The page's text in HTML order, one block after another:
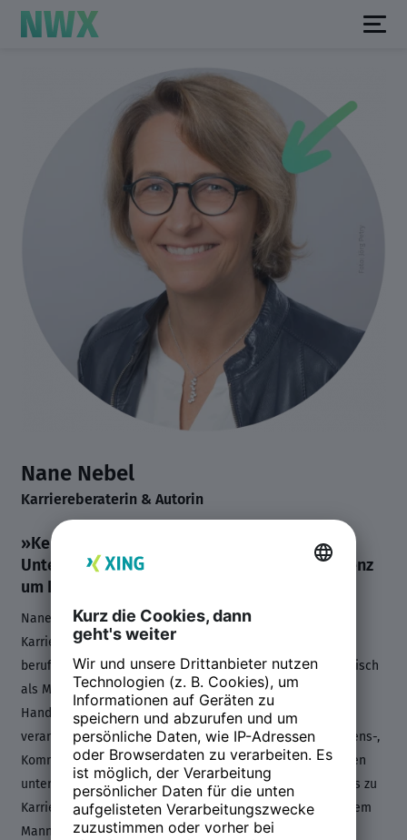
Nane Nebel
Karriereberaterin & Autorin
»Kehre die Bewerbungssituation um:
Unternehmen sollen sich in direkter Konkurrenz
um Dich bewerben.«
Nane Nebel ist seit 2008 Mit-Inhaberin der Nebel
Karriereberatung und berät Führungskräfte bei ihrer
beruflichen Neuorientierung. Sie war operativ und strategisch
als Marketing- und Franchise-Managerin von
Handelsunternehmen direkt unterhalb des Vorstands
verantwortlich. Hinzu kommen viele Jahre als Unternehmens-,
Kommunikations- und Marketingberaterin für Unternehmen
unterschiedlicher Branchen. Sie schreibt regelmäßig Blogs zu
Karrierethemen als Xing Insiderin und gemeinsam mit ihrem
Mann hat sie zwei Praxis-Bücher zum Bewerbungsprozess